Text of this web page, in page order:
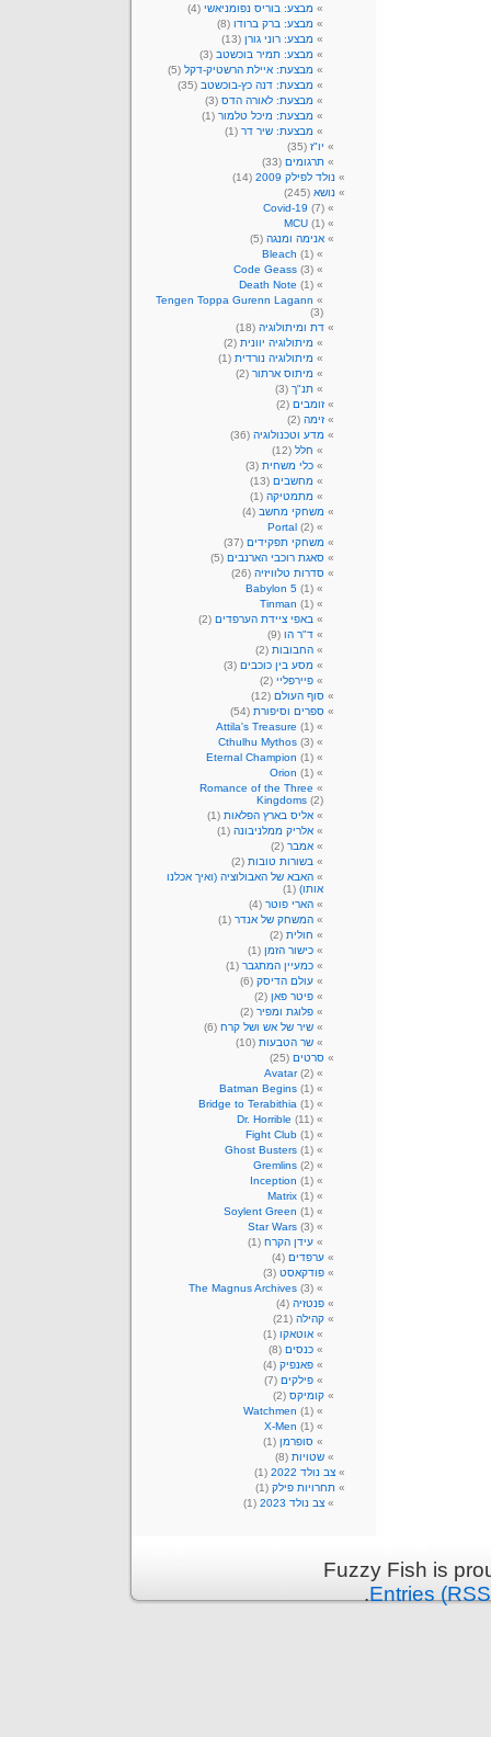
מבצע: בוריס נפומניאשי (4)
מבצע: ברק ברודו (8)
מבצע: רוני גורן (13)
מבצע: תמיר בוכשטב (3)
מבצעת: איילת הרשטיק-דקל (5)
מבצעת: דנה כץ-בוכשטב (35)
מבצעת: לאורה הדס (3)
מבצעת: מיכל טלמור (1)
מבצעת: שיר דר (1)
יו"ז (35)
תרגומים (33)
נולד לפילק 2009
(14)
נושא (245)
Covid-19 (7)
MCU (1)
אנימה ומנגה (5)
Bleach (1)
Code Geass (3)
Death Note (1)
Tengen Toppa Gurenn Lagann
(3)
דת ומיתולוגיה (18)
מיתולוגיה יוונית (2)
מיתולוגיה נורדית (1)
מיתוס ארתור (2)
תנ"ך (3)
זומבים (2)
זימה (2)
מדע וטכנולוגיה (36)
חלל (12)
כלי משחית (3)
מחשבים (13)
מתמטיקה (1)
משחקי מחשב (4)
Portal (2)
משחקי תפקידים (37)
סאגת רוכבי הארנבים (5)
סדרות טלוויזיה (26)
Babylon 5 (1)
Tinman (1)
באפי ציידת הערפדים (2)
ד"ר הו (9)
החבובות (2)
מסע בין כוכבים (3)
פיירפליי (2)
סוף העולם (12)
ספרים וסיפורת (54)
Attila's Treasure (1)
Cthulhu Mythos (3)
Eternal Champion (1)
Orion (1)
Romance of the Three
Kingdoms (2)
אליס בארץ הפלאות (1)
אלריק ממלניבונה (1)
אמבר (2)
בשורות טובות (2)
האבא של האבולוציה (ואיך אכלנו
אותו) (1)
הארי פוטר (4)
המשחק של אנדר (1)
חולית (2)
כישור הזמן (1)
כמעיין המתגבר (1)
עולם הדיסק (6)
פיטר פאן (2)
פלוגת ומפיר (2)
שיר של אש ושל קרח (6)
שר הטבעות (10)
סרטים (25)
Avatar(2)
Batman Begins (1)
Bridge to Terabithia (1)
Dr. Horrible (11)
Fight Club (1)
Ghost Busters (1)
Gremlins (2)
Inception (1)
Matrix (1)
Soylent Green (1)
Star Wars (3)
עידן הקרח (1)
ערפדים (4)
פודקאסט (3)
The Magnus Archives (3)
פנטזיה (4)
קהילה (21)
אוטאקו (1)
כנסים (8)
פאנפיק (4)
פילקים (7)
קומיקס (2)
Watchmen (1)
X-Men (1)
סופרמן (1)
שטויות (8)
צב נולד 2022
(1)
תחרויות פילק (1)
צב נולד 2023
(1)
Fuzzy Fish is
Entries
.